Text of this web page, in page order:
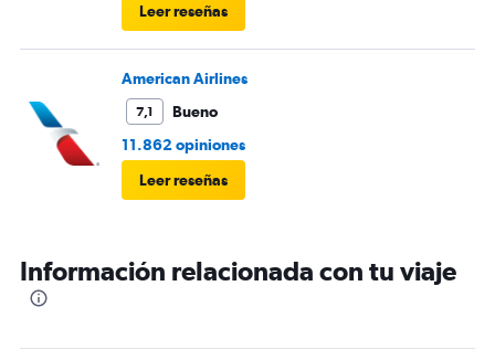
Leer reseñas
American Airlines
7,1
Bueno
11.862 opiniones
Leer reseñas
Información relacionada con tu viaje